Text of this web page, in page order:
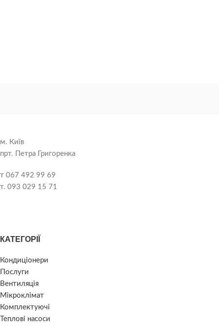
м. Київ
прт. Петра Григоренка
т 067 492 99 69
т. 093 029 15 71
КАТЕГОРІЇ
Кондиціонери
Послуги
Вентиляція
Мікроклімат
Комплектуючі
Теплові насоси